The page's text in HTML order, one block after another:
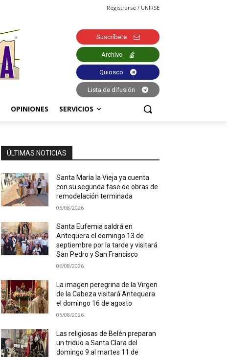
Registrarse / UNIRSE
Suscríbete
Archivo
Quiosco
Lista de difusión
OPINIONES SERVICIOS
ÚLTIMAS NOTICIAS
Santa María la Vieja ya cuenta
con su segunda fase de obras de
remodelación terminada
06/08/2026
Santa Eufemia saldrá en
Antequera el domingo 13 de
septiembre por la tarde y visitará
San Pedro y San Francisco
06/08/2026
La imagen peregrina de la Virgen
de la Cabeza visitará Antequera
el domingo 16 de agosto
05/08/2026
Las religiosas de Belén preparan
un triduo a Santa Clara del
domingo 9 al martes 11 de